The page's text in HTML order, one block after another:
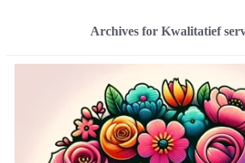
Archives for Kwalitatief